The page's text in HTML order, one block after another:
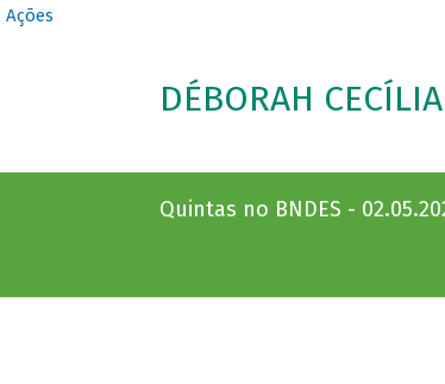
Ações
DÉBORAH
Quintas no BNDES -